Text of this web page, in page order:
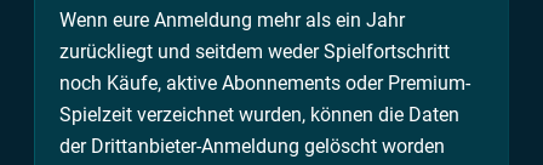
Wenn eure Anmeldung mehr als ein Jahr
zurückliegt und seitdem weder Spielfortschritt
noch Käufe, aktive Abonnements oder Premium-
Spielzeit verzeichnet wurden, können die Daten
der Drittanbieter-Anmeldung gelöscht worden